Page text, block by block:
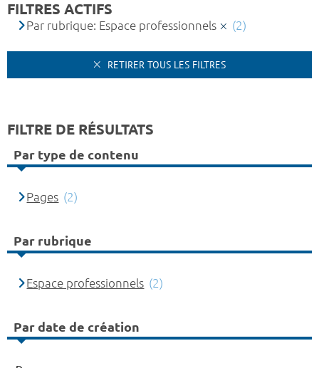
FILTRES ACTIFS
Par rubrique: Espace professionnels (2)
RETIRER TOUS LES FILTRES
FILTRE DE RÉSULTATS
Par type de contenu
Pages (2)
Par rubrique
Espace professionnels (2)
Par date de création